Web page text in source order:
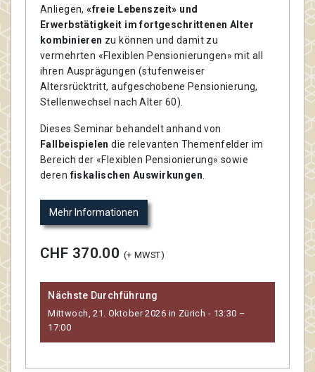
Anliegen, «freie Lebenszeit» und
Erwerbstätigkeit im fortgeschrittenen Alter
kombinieren zu können und damit zu
vermehrten «Flexiblen Pensionierungen» mit all
ihren Ausprägungen (stufenweiser
Altersrücktritt, aufgeschobene Pensionierung,
Stellenwechsel nach Alter 60).
Dieses Seminar behandelt anhand von
Fallbeispielen die relevanten Themenfelder im
Bereich der «Flexiblen Pensionierung» sowie
derenfiskalischen Auswirkungen
Mehr Informationen
CHF 370.00 (+ MWST)
Nächste Durchführung
Mittwoch, 21. Oktober 2026 in Zürich - 13:30 –
17:00